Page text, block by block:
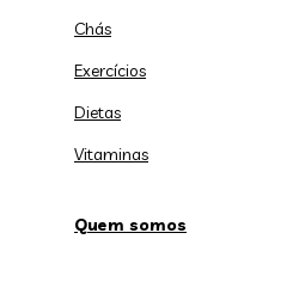
Chás
Exercícios
Dietas
Vitaminas
Quem somos